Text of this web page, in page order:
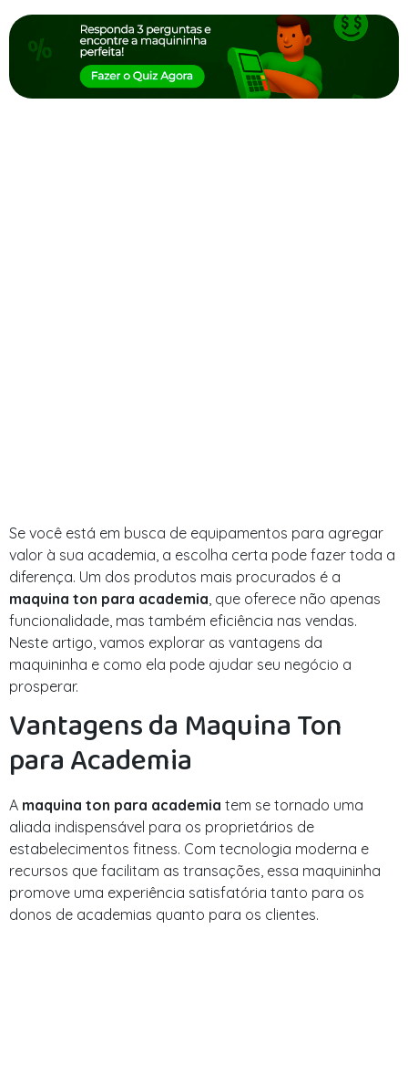
Se você está em busca de equipamentos para agregar
valor à sua academia, a escolha certa pode fazer toda a
diferença. Um dos produtos mais procurados é a
maquina ton para academia , que oferece não apenas
funcionalidade, mas também eficiência nas vendas.
Neste artigo, vamos explorar as vantagens da
maquininha e como ela pode ajudar seu negócio a
prosperar.
Vantagens da Maquina Ton
para Academia
A maquina ton para academia tem se tornado uma
aliada indispensável para os proprietários de
estabelecimentos fitness. Com tecnologia moderna e
recursos que facilitam as transações, essa maquininha
promove uma experiência satisfatória tanto para os
donos de academias quanto para os clientes.